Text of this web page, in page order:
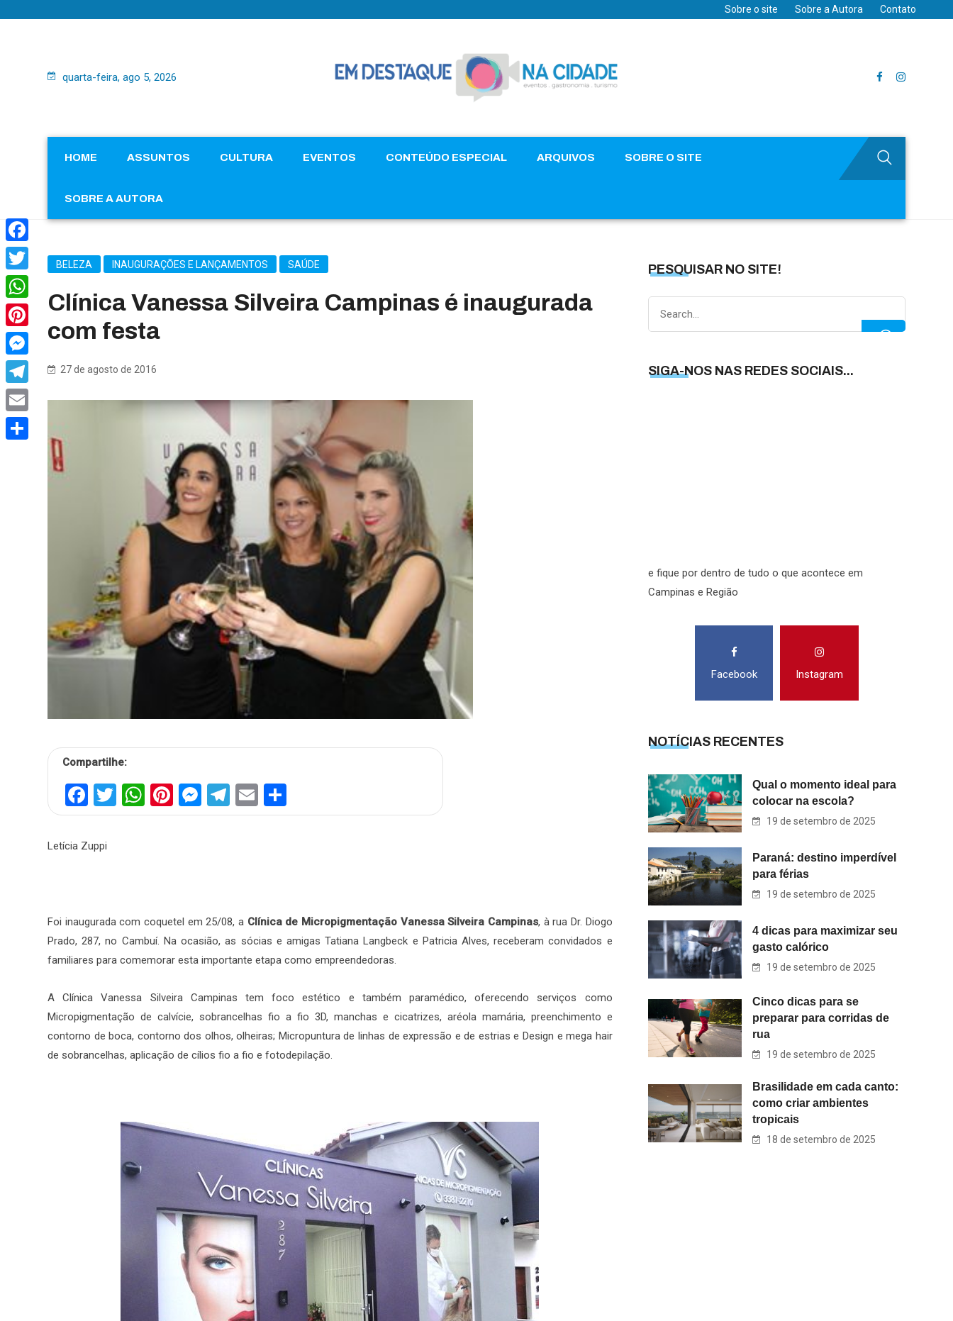
Sobre o site Sobre a Autora Contato
quarta-feira, ago 5, 2026
HOME ASSUNTOS CULTURA EVENTOS CONTEÚDO ESPECIAL ARQUIVOS SOBRE O SITE
SOBRE A AUTORA
BELEZA INAUGURAÇÕES E LANÇAMENTOS SAÚDE
Clínica Vanessa Silveira Campinas é inaugurada
com festa
27 de agosto de 2016
Compartilhe:
Facebook
Twitter
WhatsApp
Pinterest
Messenger
Telegram
Email
Letícia Zuppi
Foi inaugurada com coquetel em 25/08, a Clínica de Micropigmentação Vanessa Silveira Campinas, à rua Dr. Diogo
Prado, 287, no Cambuí. Na ocasião, as sócias e amigas Tatiana Langbeck e Patricia Alves, receberam convidados e
familiares para comemorar esta importante etapa como empreendedoras.
A Clínica Vanessa Silveira Campinas tem foco estético e também paramédico, oferecendo serviços como
Micropigmentação de calvície, sobrancelhas fio a fio 3D, manchas e cicatrizes, aréola mamária, preenchimento e
contorno de boca, contorno dos olhos, olheiras; Micropuntura de linhas de expressão e de estrias e Design e mega hair
de sobrancelhas, aplicação de cílios fio a fio e fotodepilação.
PESQUISAR NO SITE!
SIGA-NOS NAS REDES SOCIAIS...
e fique por dentro de tudo o que acontece em
Campinas e Região
Facebook Instagram
NOTÍCIAS RECENTES
Qual o momento ideal para
colocar na escola?
19 de setembro de 2025
Paraná: destino imperdível
para férias
19 de setembro de 2025
4 dicas para maximizar seu
gasto calórico
19 de setembro de 2025
Cinco dicas para se
preparar para corridas de
rua
19 de setembro de 2025
Brasilidade em cada canto:
como criar ambientes
tropicais
18 de setembro de 2025
Facebook
Twitter
WhatsApp
Pinterest
Messenger
Telegram
Email